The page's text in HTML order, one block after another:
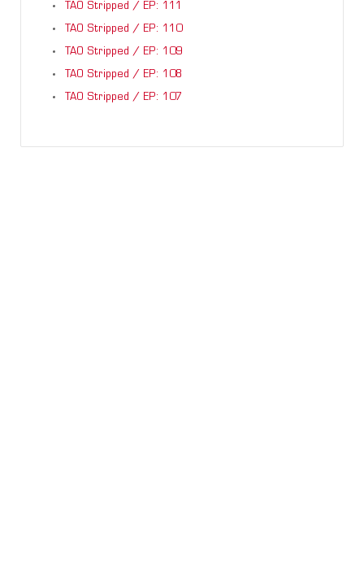
TAO Stripped / EP: 111
TAO Stripped / EP: 110
TAO Stripped / EP: 109
TAO Stripped / EP: 108
TAO Stripped / EP: 107